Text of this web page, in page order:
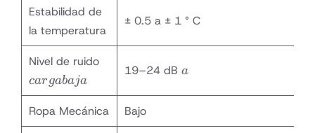
Estabilidad de
la temperatura
± 0.5 a ± 1 ° C
Nivel de ruido
cargabaja
19–24 dB a
a
Ropa Mecánica Bajo